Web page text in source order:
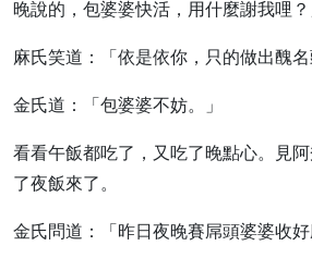
晚說的，包婆婆快活，用什麼謝我哩？
麻氏笑道：「依是依你，只的做出醜名
金氏道：「包婆婆不妨。」
看看午飯都吃了，又吃了晚點心。見
了夜飯來了。
金氏問道：「昨日夜晚賽屌頭婆婆收好